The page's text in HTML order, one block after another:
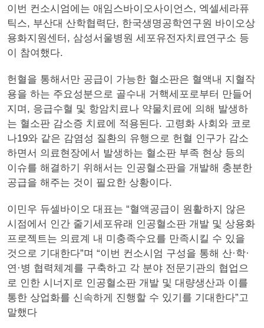
이번 컨소시엄에는 애임스바이오사이언스, 엑셀세라퓨
틱스, 부산대 산학협력단, 한국생명공학연구원 바이오상
용화지원센터, 삼성서울병원 세포유전자치료연구소 등
이 참여했다.
헌혈을 통해서만 공급이 가능한 혈소판은 혈액내 지혈작
용을 하는 주요성분으로 골수내 거핵세포로부터 만들어
지며, 응급수혈 및 항암치료나 약물치료에 의해 발생하
는 혈소판 감소증 치료에 적용된다. 고령화 사회와 코로
나19와 같은 감염성 질환의 유행으로 헌혈 인구가 감소
하면서 의료현장에서 발생하는 혈소판 부족 현상 등의
이슈를 해결하기 위해서는 인공혈소판을 개발해 충분한
공급을 해주는 것이 필요한 상황이다.
이민우 듀셀바이오 대표는 “혈액공급이 원활하지 않은
시점에서 인간 줄기세포유래 인공혈소판 개발 및 상용화
프로젝트는 의료계 내 미충족수요를 만족시킬 수 있을
것으로 기대한다”며 “이번 컨소시엄 구성을 통해 산·학·
연·병 협력체계를 구축하고 각 분야 전문기관의 협업으
로 인한 시너지로 인공혈소판 개발 및 대량생산과 이를
통한 상업화를 신속하게 진행할 수 있기를 기대한다”고
말했다